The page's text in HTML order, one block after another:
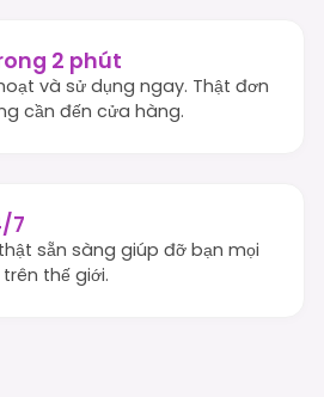
2 phút
và sử dụng ngay. Thật đơn
cần đến cửa hàng.
7
sẵn sàng giúp đỡ bạn mọi
thế giới.